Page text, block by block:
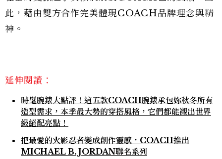
此，藉由雙方合作完美體現COACH品牌理念與精
神。
延伸閱讀：
時髦腕錶大點評！這五款COACH腕錶承包妳秋冬所有
造型需求，本季最大勢的穿搭風格，它們都能襯出世界
級絕配亮點！
把最愛的火影忍者變成創作靈感，COACH推出
MICHAEL B. JORDAN聯名系列